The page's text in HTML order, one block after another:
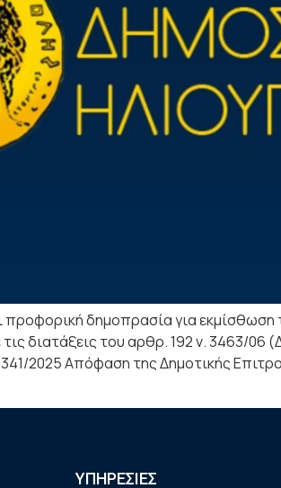
δημοπρασία για εκμίσθωση
διατάξεις του αρθρ. 192 ν. 3463/06
2025 Απόφαση της Δημοτικής
ΥΠΗΡΕΣΙΕΣ